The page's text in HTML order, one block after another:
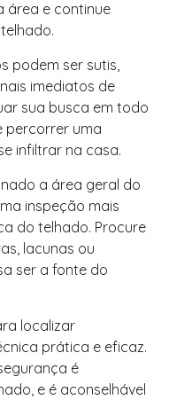
área e continue
podem ser sutis,
imediatos de
sua busca em todo
percorrer uma
infiltrar na casa.
a área geral do
inspeção mais
do telhado. Procure
lacunas ou
ser a fonte do
localizar
prática e eficaz.
é
e é aconselhável